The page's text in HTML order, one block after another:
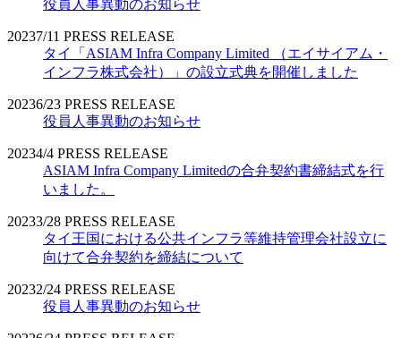
役員人事異動のお知らせ
20237/11 PRESS RELEASE
タイ「ASIAM Infra Company Limited （エイサイアム・
インフラ株式会社）」の設立式典を開催しました
20236/23 PRESS RELEASE
役員人事異動のお知らせ
20234/4 PRESS RELEASE
ASIAM Infra Company Limitedの合弁契約書締結式を行
いました。
20233/28 PRESS RELEASE
タイ王国における公共インフラ等維持管理会社設立に
向けて合弁契約を締結について
20232/24 PRESS RELEASE
役員人事異動のお知らせ